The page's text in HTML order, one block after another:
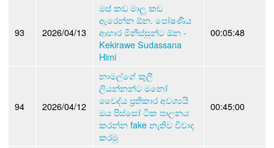
93 2026/04/13
මස් කඩ මාලු කඩ
ඇරෙන්න ඕන. පෝෂණීය
ආහාර මිනිස්සුන්ට ඕන -
Kekirawe Sudassana
Himi
00:05:48
94 2026/04/12
නාමල්ගේ කුලී
ලියන්නන්ට මනෝ
වෛද්ය ප්‍රතිකාර අවශ්‍යයි
ඔය පිස්සෝ ටික පාලනය
කරන්න fake නැතිව විවාද
කරමු
00:45:00